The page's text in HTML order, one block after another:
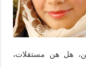
سينافسن، هل هن مستقلات،